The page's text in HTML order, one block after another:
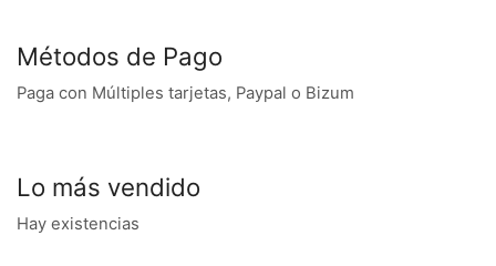
Métodos de Pago
Paga con Múltiples tarjetas, Paypal o Bizum
Lo más vendido
Hay existencias